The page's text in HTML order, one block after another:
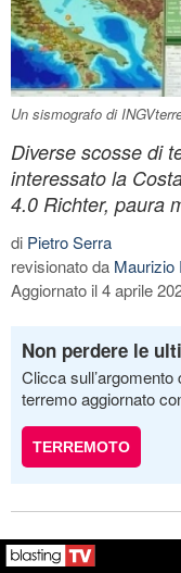
Un sismografo di
Diverse scosse di
interessato la
4.0 Richter, paura
di Pietro Serra
revisionato da Maurizio
Aggiornato il 4 aprile
Non perdere le
Clicca
terremo aggiornato
TERREMOTO